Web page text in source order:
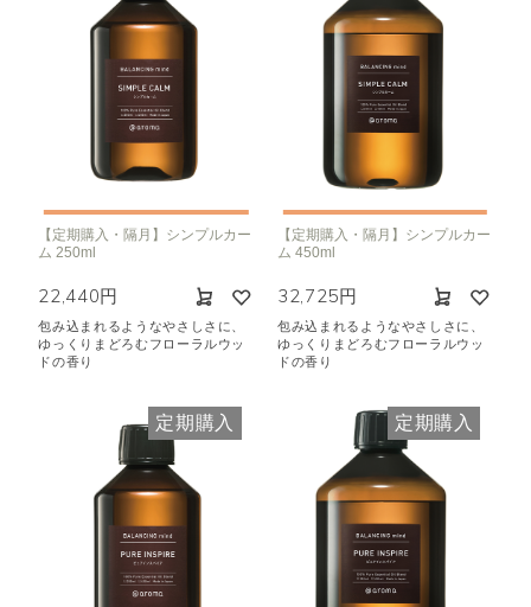
【定期購入・隔月】シンプルカー
ム 250ml
22,440円
包み込まれるようなやさしさに、
ゆっくりまどろむフローラルウッ
ドの香り
【定期購入・隔月】シンプルカー
ム 450ml
32,725円
包み込まれるようなやさしさに、
ゆっくりまどろむフローラルウッ
ドの香り
定期購入 定期購入